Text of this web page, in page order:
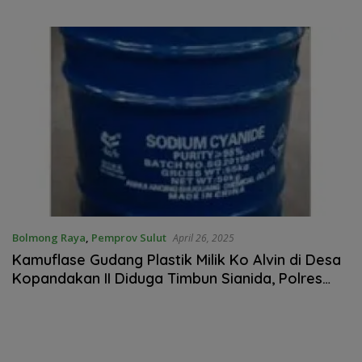
Bolmong Raya, Pemprov Sulut April 26, 2025
Kamuflase Gudang Plastik Milik Ko Alvin di Desa
Kopandakan II Diduga Timbun Sianida, Polres